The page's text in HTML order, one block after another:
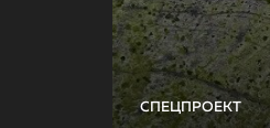
СПЕЦПРОЕКТ